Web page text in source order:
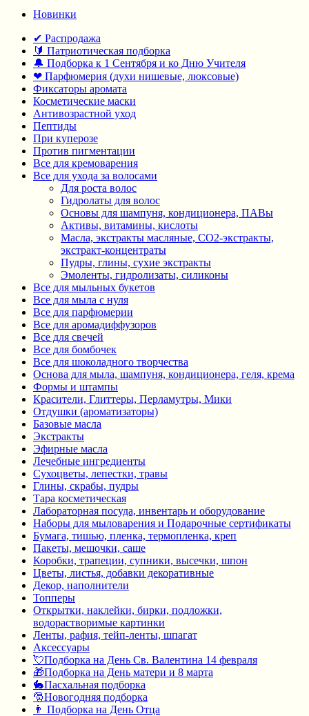
Новинки
✔ Распродажа
🔰 Патриотическая подборка
🔔 Подборка к 1 Сентября и ко Дню Учителя
❤ Парфюмерия (духи нишевые, люксовые)
Фиксаторы аромата
Косметические маски
Антивозрастной уход
Пептиды
При куперозе
Против пигментации
Все для кремоварения
Все для ухода за волосами
Для роста волос
Гидролаты для волос
Основы для шампуня, кондиционера, ПАВы
Активы, витамины, кислоты
Масла, экстракты масляные, СО2-экстракты,
экстракт-концентраты
Пудры, глины, сухие экстракты
Эмоленты, гидролизаты, силиконы
Все для мыльных букетов
Все для мыла с нуля
Все для парфюмерии
Все для аромадиффузоров
Все для свечей
Все для бомбочек
Все для шоколадного творчества
Основа для мыла, шампуня, кондиционера, геля, крема
Формы и штампы
Красители, Глиттеры, Перламутры, Мики
Отдушки (ароматизаторы)
Базовые масла
Экстракты
Эфирные масла
Лечебные ингредиенты
Сухоцветы, лепестки, травы
Глины, скрабы, пудры
Тара косметическая
Лабораторная посуда, инвентарь и оборудование
Наборы для мыловарения и Подарочные сертификаты
Бумага, тишью, пленка, термопленка, креп
Пакеты, мешочки, саше
Коробки, трапеции, супники, высечки, шпон
Цветы, листья, добавки декоративные
Декор, наполнители
Топперы
Открытки, наклейки, бирки, подложки,
водорастворимые картинки
Ленты, рафия, тейп-ленты, шпагат
Аксессуары
💘Подборка на День Св. Валентина 14 февраля
🎁Подборка на День матери и 8 марта
🐇Пасхальная подборка
🎅Новогодняя подборка
👨 Подборка на День Отца